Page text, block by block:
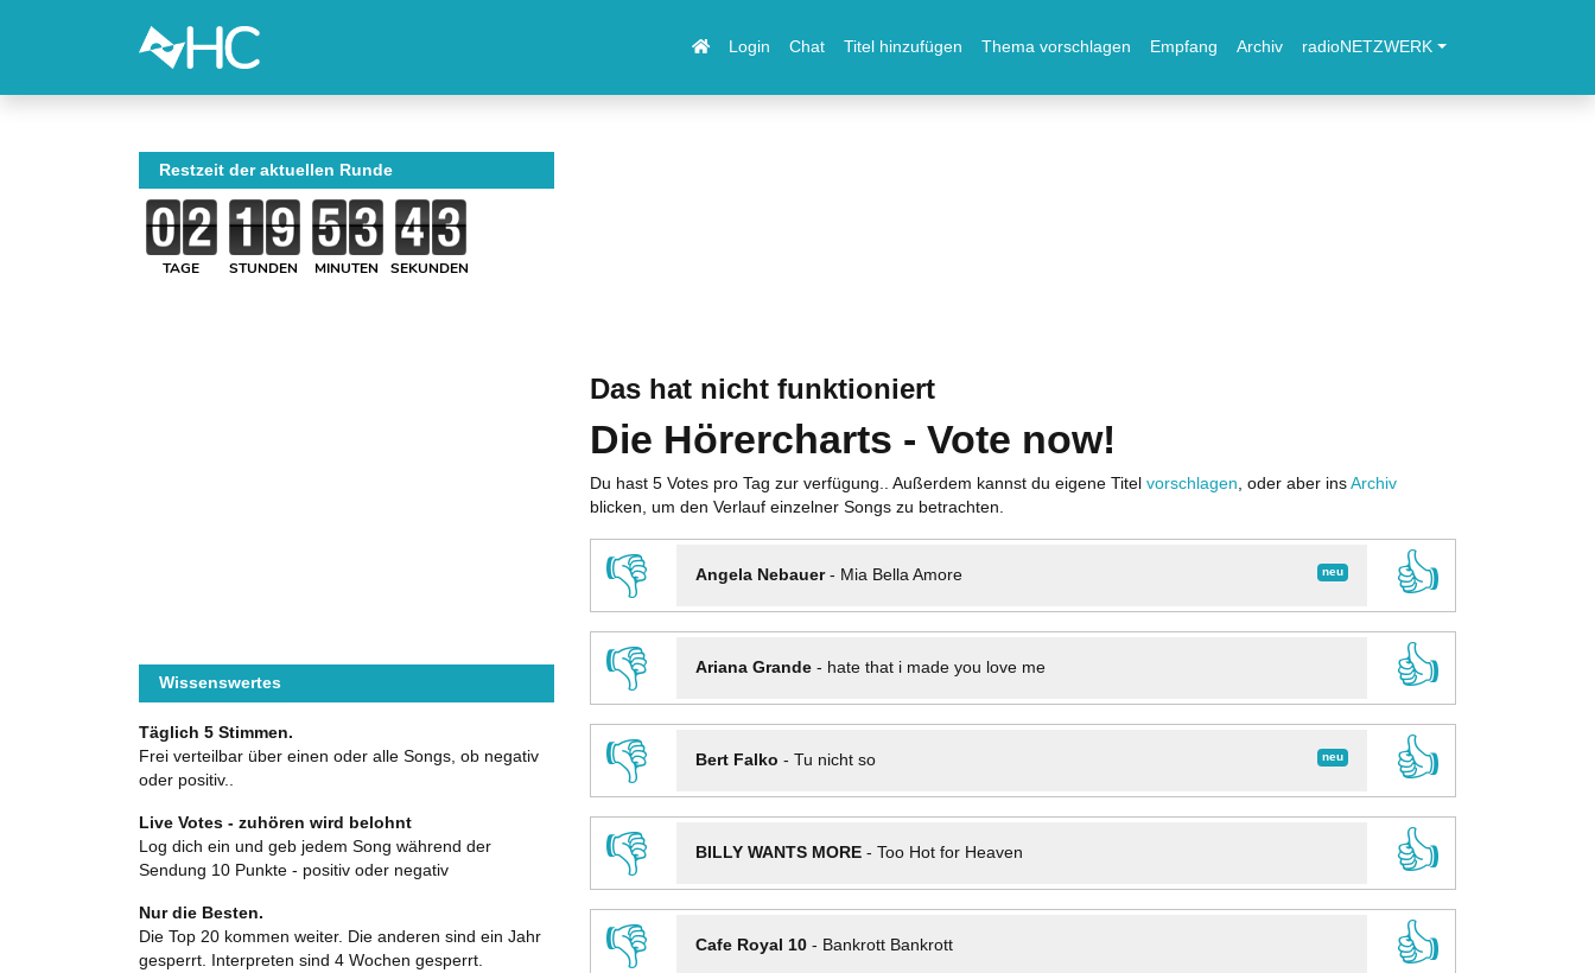
Login Chat Titel hinzufügen Thema vorschlagen Empfang Archiv radioNETZWERK
Das hat nicht funktioniert
Die Hörercharts - Vote now!
Du hast 5 Votes pro Tag zur verfügung.. Außerdem kannst du eigene Titel vorschlagen , oder aber ins Archiv
blicken, um den Verlauf einzelner Songs zu betrachten.
👎 neu
Angela Nebauer- Mia Bella Amore
👍
👎
Ariana Grande- hate that i made you love me
👍
👎
neu
Bert Falko - Tu nicht so
👍
👎
BILLY WANTS MORE- Too Hot for Heaven
👍
👎
Cafe Royal 10- Bankrott Bankrott
👍
Restzeit der aktuellen Runde
TAGE STUNDEN MINUTEN SEKUNDEN
Wissenswertes
Täglich 5 Stimmen.
Frei verteilbar über einen oder alle Songs, ob negativ
oder positiv..
Live Votes - zuhören wird belohnt
Log dich ein und geb jedem Song während der
Sendung 10 Punkte - positiv oder negativ
Nur die Besten.
Die Top 20 kommen weiter. Die anderen sind ein Jahr
gesperrt. Interpreten sind 4 Wochen gesperrt.